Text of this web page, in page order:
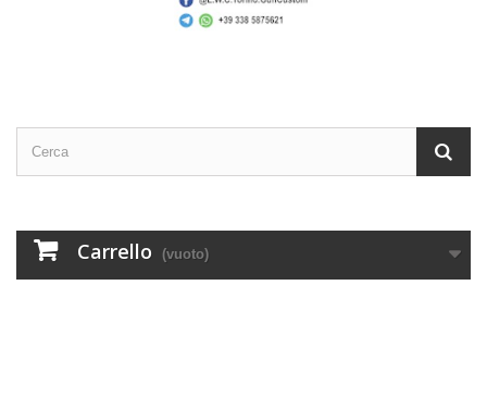
Carrello (vuoto)